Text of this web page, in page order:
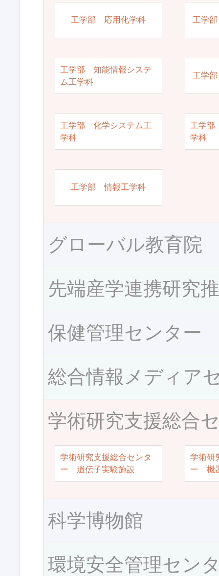
工学部 応用化学科 工学
工学部 知能情報システ
ム工学科
工学
工学部 化学システム工
学科
工学部
学科
工学部 情報工学科
グローバル教育院
先端産学連携研究
保健管理センター
総合情報メディア
学術研究支援総合
学術研究支援総合センタ
ー 遺伝子実験施設
学術研
ー 機
科学博物館
環境安全管理セン